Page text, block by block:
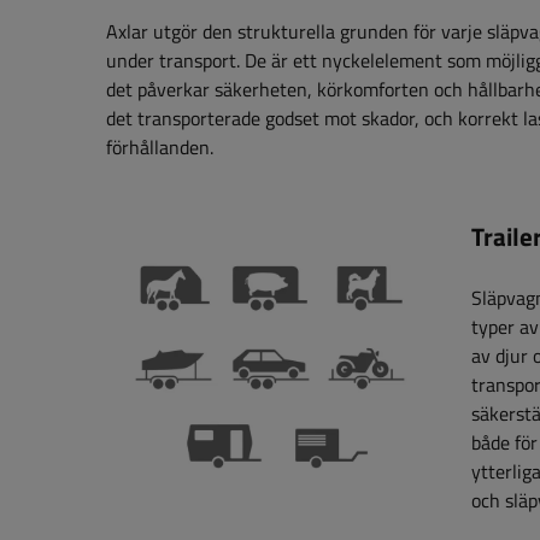
Axlar utgör den strukturella grunden för varje
under transport. De är ett nyckelelement som
det påverkar säkerheten, körkomforten och
det transporterade godset mot skador, och
förhållanden.
typer
av djur
både
och